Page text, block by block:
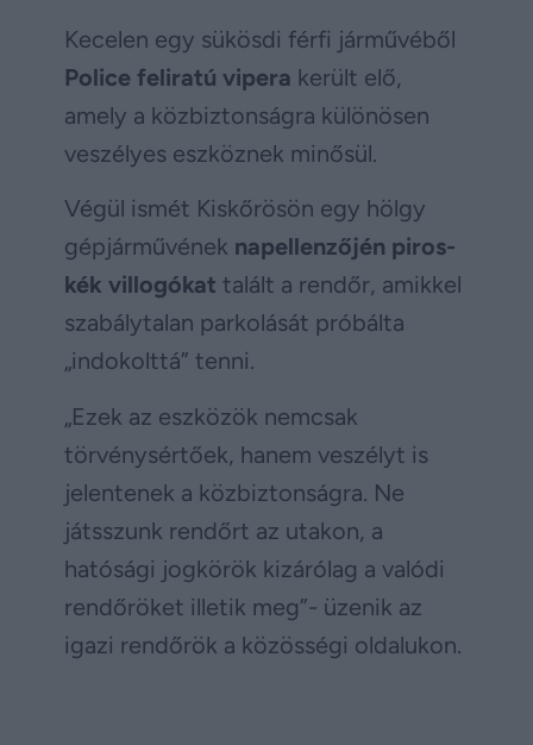
Kecelen egy sükösdi férfi járművéből
Police feliratú vipera került elő,
amely a közbiztonságra különösen
veszélyes eszköznek minősül.
Végül ismét Kiskőrösön egy hölgy
gépjárművének napellenzőjén piros-
kék villogókat talált a rendőr, amikkel
szabálytalan parkolását próbálta
„indokolttá” tenni.
„Ezek az eszközök nemcsak
törvénysértőek, hanem veszélyt is
jelentenek a közbiztonságra. Ne
játsszunk rendőrt az utakon, a
hatósági jogkörök kizárólag a valódi
rendőröket illetik meg”- üzenik az
igazi rendőrök a közösségi oldalukon.